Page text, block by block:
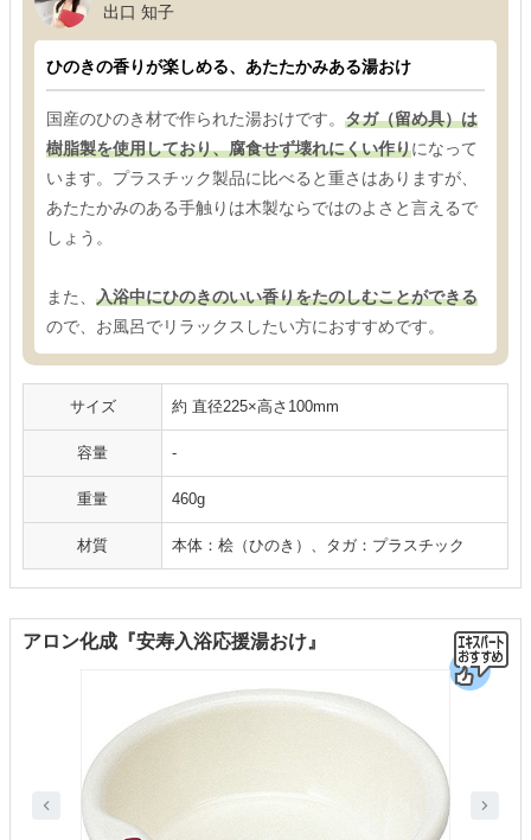
出口 知子
ひのきの香りが楽しめる、あたたかみある湯おけ
国産のひのき材で作られた湯おけです。 タガ（留め具）は
樹脂製を使用しており、腐食せず壊れにくい作りになって
います。プラスチック製品に比べると重さはありますが、
あたたかみのある手触りは木製ならではのよさと言えるで
しょう。
また、 入浴中にひのきのいい香りをたのしむことができる
ので、お風呂でリラックスしたい方におすすめです。
サイズ 約 直径225×高さ100mm
容量 -
重量 460g
材質 本体：桧（ひのき）、タガ：プラスチック
アロン化成『安寿入浴応援湯おけ』